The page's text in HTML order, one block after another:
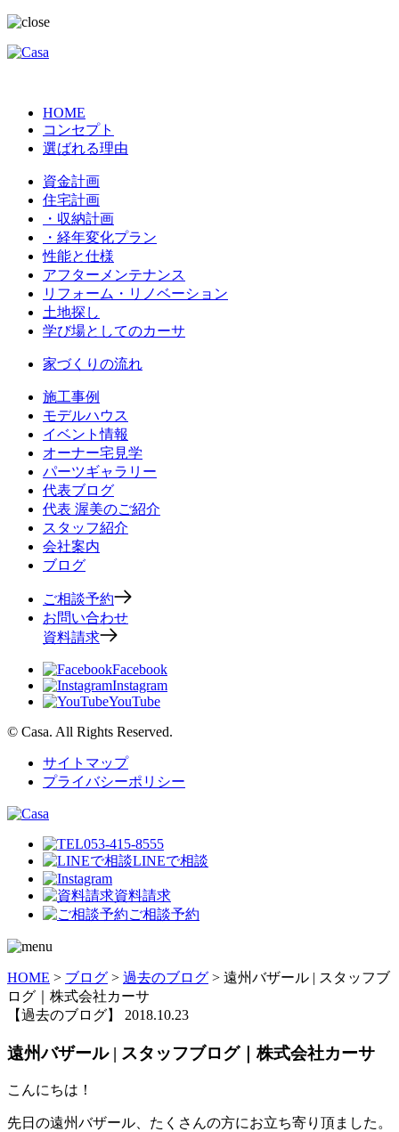
HOME
コンセプト
選ばれる理由
資金計画
住宅計画
・収納計画
・経年変化プラン
性能と仕様
アフターメンテナンス
リフォーム・リノベーション
土地探し
学び場としてのカーサ
家づくりの流れ
施工事例
モデルハウス
イベント情報
オーナー宅見学
パーツギャラリー
代表ブログ
代表 渥美のご紹介
スタッフ紹介
会社案内
ブログ
ご相談予約
お問い合わせ
資料請求
Facebook
Instagram
YouTube
© Casa. All Rights Reserved.
サイトマップ
プライバシーポリシー
053-415-8555
LINEで相談
資料請求
ご相談予約
HOME > ブログ > 過去のブログ > 遠州バザール | スタッフブ
ログ｜株式会社カーサ
【過去のブログ】 2018.10.23
遠州バザール | スタッフブログ｜株式会社カーサ
こんにちは！
先日の遠州バザール、たくさんの方にお立ち寄り頂ました。